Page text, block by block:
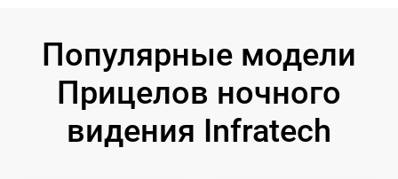
Популярные модели
Прицелов ночного
видения Infratech